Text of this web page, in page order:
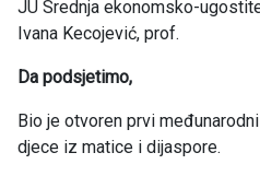
JU Srednja ekonomsko-
Ivana Kecojević, prof.
Da podsjetimo,
Bio je otvoren prvi
djece iz matice i dijaspore.